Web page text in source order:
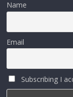
Name
Email
Subscribing I